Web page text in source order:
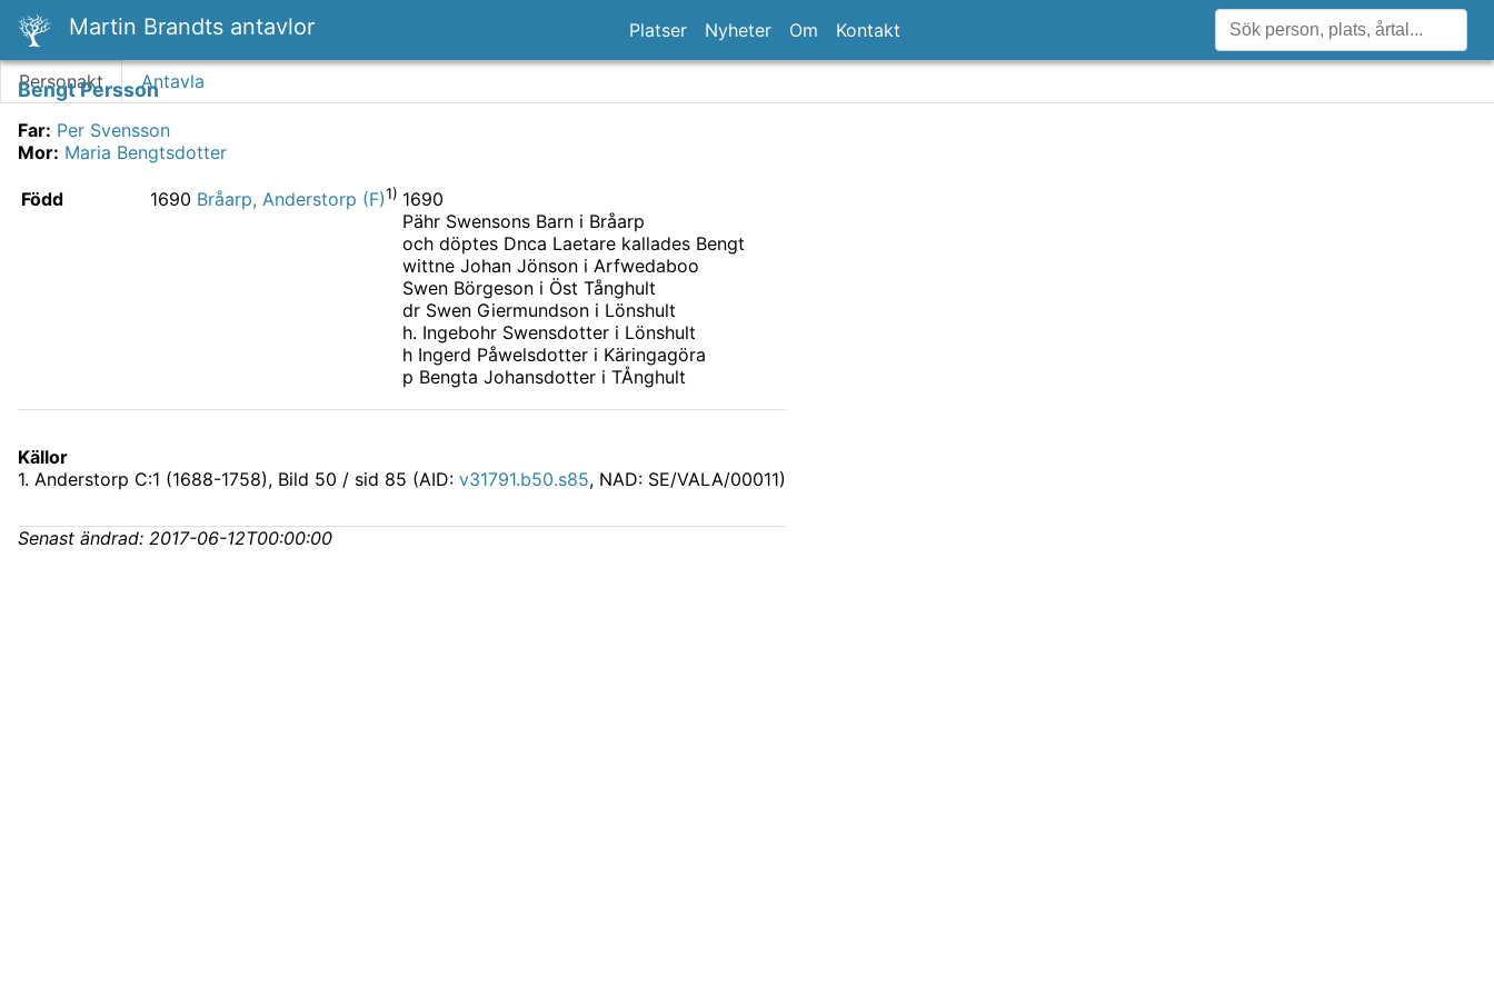
Martin Brandts antavlor Platser Nyheter Om Kontakt
Personakt Antavla
Bengt Persson
Far: Per Svensson
Mor: Maria Bengtsdotter
Född 1690 Bråarp, Anderstorp (F)1) 1690
Pähr Swensons Barn i Bråarp
och döptes Dnca Laetare kallades Bengt
wittne Johan Jönson i Arfwedaboo
Swen Börgeson i Öst Tånghult
dr Swen Giermundson i Lönshult
h. Ingebohr Swensdotter i Lönshult
h Ingerd Påwelsdotter i Käringagöra
p Bengta Johansdotter i TÅnghult
Källor
1. Anderstorp C:1 (1688-1758), Bild 50 / sid 85 (AID: v31791.b50.s85, NAD: SE/VALA/00011)
Senast ändrad: 2017-06-12T00:00:00